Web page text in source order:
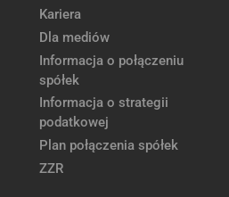
Kariera
Dla mediów
Informacja o połączeniu
spółek
Informacja o strategii
podatkowej
Plan połączenia spółek
ZZR